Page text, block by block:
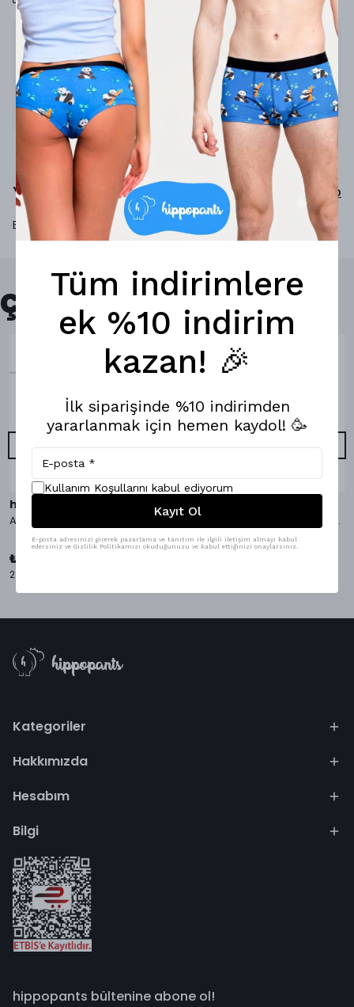
Ürün Açıklaması
hippo ruhun gıdasıdır
%92 micro-modal
%8 elastan
Yorumlar Yorum Yap
Bu ürün için henüz yorum yapılmamış.
Çok Satanlar
hippopants
AvocaDo It Bambu Çorap
₺ 349.00
2 Çorap Bedeni
hippopants
AvocaDo It Boxer & Bambu Çorap
%9
₺ 1,098.00
Kategoriler
Hakkımızda
Hesabım
Bilgi
hippopants bültenine abone ol!
Tüm indirimlere
ek %10 indirim
kazan! 🎉
İlk siparişinde %10 indirimden
yararlanmak için hemen kaydol! 🥳
Kullanım Koşullarını kabul ediyorum
Kayıt Ol
E-posta adresinizi girerek pazarlama ve tanıtım ile ilgili iletişim almayı kabul
edersiniz ve Gizlilik Politikamızı okuduğunuzu ve kabul ettiğinizi onaylarsınız.